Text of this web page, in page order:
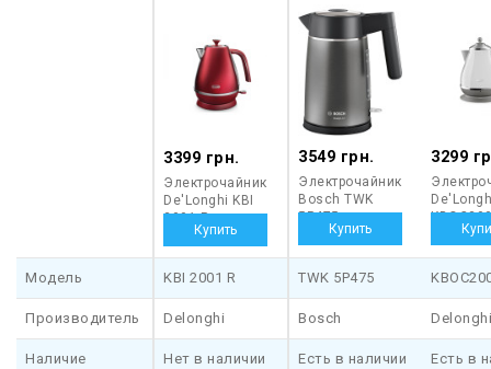
3399 грн.
Электрочайник
De'Longhi KBI
2001 R
3549 грн.
Электрочайник
Bosch TWK
5P475
3299
Модель KBI 2001 R TWK 5P475
Производитель Delonghi Bosch Delonghi
Наличие Нет в наличии Есть в наличии Есть в